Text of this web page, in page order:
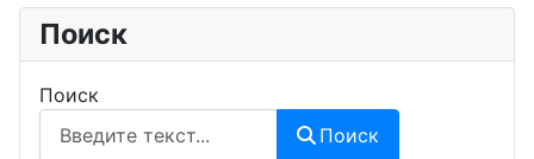
Поиск
Поиск
Поиск